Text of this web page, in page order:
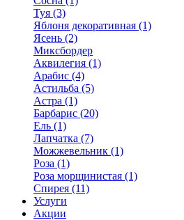
Туя (3)
Яблоня декоративная (1)
Ясень (2)
Миксбордер
Аквилегия (1)
Арабис (4)
Астильба (5)
Астра (1)
Барбарис (20)
Ель (1)
Лапчатка (7)
Можжевельник (1)
Роза (1)
Роза морщинистая (1)
Спирея (11)
Услуги
Акции